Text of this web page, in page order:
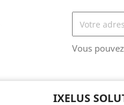
Vous
IXELUS